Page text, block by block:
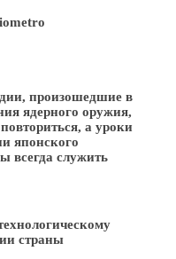
произошедшие в
ядерного оружия,
а уроки
японского
всегда служить
страны